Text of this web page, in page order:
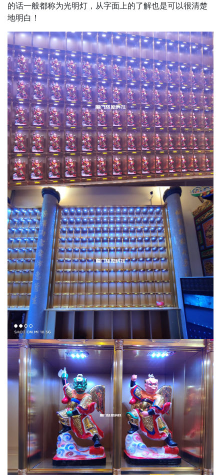
的话一般都称为光明灯，从字面上的了解也是可以很清楚
地明白！